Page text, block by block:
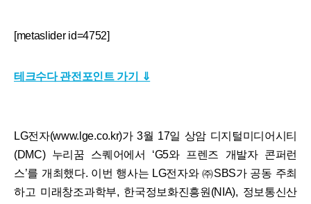
[metaslider id=4752]
테크수다 관전포인트 가기 ⇓
LG전자(www.lge.co.kr)가 3월 17일 상암 디지털미디어시티
(DMC) 누리꿈 스퀘어에서 ‘G5와 프렌즈 개발자 콘퍼런
스’를 개최했다. 이번 행사는 LG전자와 ㈜SBS가 공동 주최
하고 미래창조과학부, 한국정보화진흥원(NIA), 정보통신산